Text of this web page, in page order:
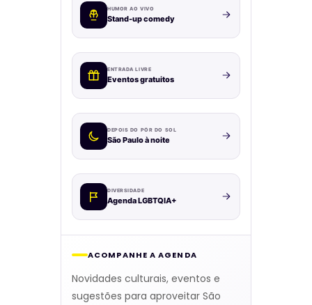
HUMOR AO VIVO
Stand-up comedy
ENTRADA LIVRE
Eventos gratuitos
DEPOIS DO PÔR DO SOL
São Paulo à noite
DIVERSIDADE
Agenda LGBTQIA+
ACOMPANHE A AGENDA
Novidades culturais, eventos e
sugestões para aproveitar São